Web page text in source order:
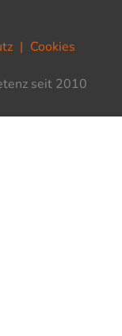
| Cookies
seit 2010